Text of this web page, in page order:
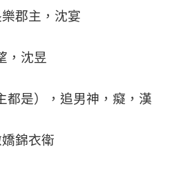
郡主，沈宴
，沈昱
都是），追男神，癡，漢
錦衣衛